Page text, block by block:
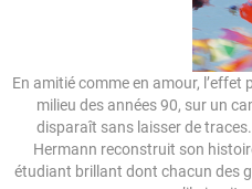
En amitié comme en amour, l’effet
milieu des années 90, sur un
disparaît sans laisser de
Hermann reconstruit son
étudiant brillant dont chacun des